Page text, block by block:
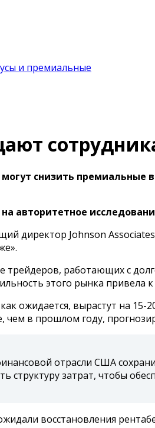
и премиальные
снизить
авторитетное
директор Johnson
трейдеров, работающих с
этого рынка
ожидается, вырастут на
чем в прошлом году,
отрасли США
структуру затрат, чтобы
восстановления